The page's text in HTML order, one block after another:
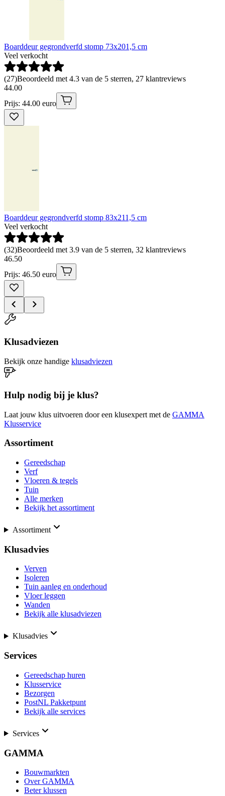
Boarddeur gegrondverfd stomp 73x201,5 cm
Veel verkocht
(27)Beoordeeld met 4.3 van de 5 sterren, 27 klantreviews
44.00
Prijs: 44.00 euro
Boarddeur gegrondverfd stomp 83x211,5 cm
Veel verkocht
(32)Beoordeeld met 3.9 van de 5 sterren, 32 klantreviews
46.50
Prijs: 46.50 euro
Klusadviezen
Bekijk onze handige klusadviezen
Hulp nodig bij je klus?
Laat jouw klus uitvoeren door een klusexpert met de GAMMA
Klusservice
Assortiment
Gereedschap
Verf
Vloeren & tegels
Tuin
Alle merken
Bekijk het assortiment
Assortiment
Klusadvies
Verven
Isoleren
Tuin aanleg en onderhoud
Vloer leggen
Wanden
Bekijk alle klusadviezen
Klusadvies
Services
Gereedschap huren
Klusservice
Bezorgen
PostNL Pakketpunt
Bekijk alle services
Services
GAMMA
Bouwmarkten
Over GAMMA
Beter klussen